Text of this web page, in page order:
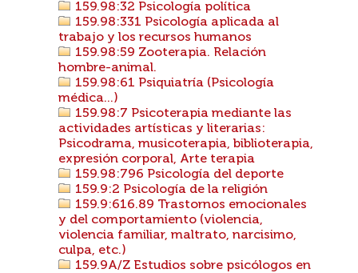
159.98:32 Psicología política
159.98:331 Psicología aplicada al
trabajo y los recursos humanos
159.98:59 Zooterapia. Relación
hombre-animal.
159.98:61 Psiquiatría (Psicología
médica...)
159.98:7 Psicoterapia mediante las
actividades artísticas y literarias:
Psicodrama, musicoterapia, biblioterapia,
expresión corporal, Arte terapia
159.98:796 Psicología del deporte
159.9:2 Psicología de la religión
159.9:616.89 Trastornos emocionales
y del comportamiento (violencia,
violencia familiar, maltrato, narcisimo,
culpa, etc.)
159.9A/Z Estudios sobre psicólogos en